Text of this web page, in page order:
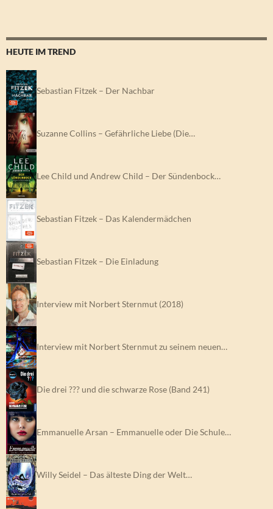
HEUTE IM TREND
Sebastian Fitzek – Der Nachbar
Suzanne Collins – Gefährliche Liebe (Die…
Lee Child und Andrew Child – Der Sündenbock…
Sebastian Fitzek – Das Kalendermädchen
Sebastian Fitzek – Die Einladung
Interview mit Norbert Sternmut (2018)
Interview mit Norbert Sternmut zu seinem neuen…
Die drei ??? und die schwarze Rose (Band 241)
Emmanuelle Arsan – Emmanuelle oder Die Schule…
Willy Seidel – Das älteste Ding der Welt…